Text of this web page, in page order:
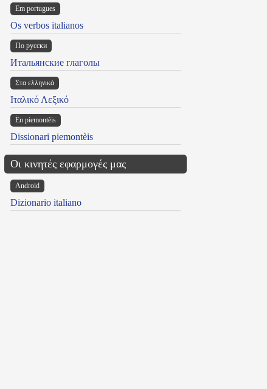
Em portugues
Os verbos italianos
По русски
Итальянские глаголы
Στα ελληνικά
Ιταλικό Λεξικό
Ën piemontèis
Dissionari piemontèis
Οι κινητές εφαρμογές μας
Android
Dizionario italiano